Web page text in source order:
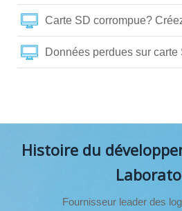
Carte SD corrompue?
Données perdues sur
Histoire du
Fournisseur leader des